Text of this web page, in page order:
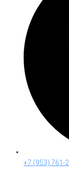
+7 (953) 761-